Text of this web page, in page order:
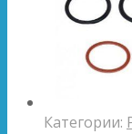
Категории: